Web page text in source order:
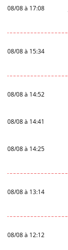
08/08 à 17:08
08/08 à 15:34
08/08 à 14:52
08/08 à 14:41
08/08 à 14:25
08/08 à 13:14
08/08 à 12:12